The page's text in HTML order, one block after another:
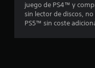
juego de PS4™ y
sin lector de discos,
PS5™ sin coste